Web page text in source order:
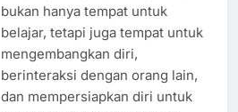
bukan hanya tempat untuk
belajar, tetapi juga tempat untuk
mengembangkan diri,
berinteraksi dengan orang lain,
dan mempersiapkan diri untuk